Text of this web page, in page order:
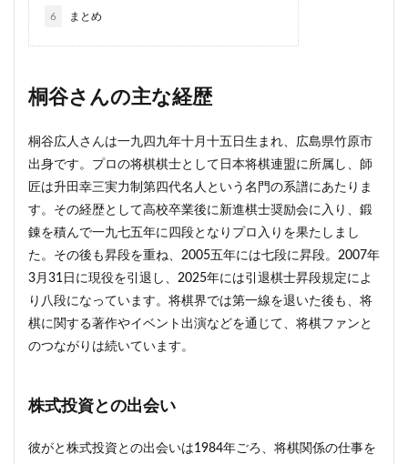
6 まとめ
桐谷さんの主な経歴
桐谷広人さんは一九四九年十月十五日生まれ、広島県竹原市
出身です。プロの将棋棋士として日本将棋連盟に所属し、師
匠は升田幸三実力制第四代名人という名門の系譜にあたりま
す。その経歴として高校卒業後に新進棋士奨励会に入り、鍛
錬を積んで一九七五年に四段となりプロ入りを果たしまし
た。その後も昇段を重ね、2005五年には七段に昇段。2007年
3月31日に現役を引退し、2025年には引退棋士昇段規定によ
り八段になっています。将棋界では第一線を退いた後も、将
棋に関する著作やイベント出演などを通じて、将棋ファンと
のつながりは続いています。
株式投資との出会い
彼がと株式投資との出会いは1984年ごろ、将棋関係の仕事を